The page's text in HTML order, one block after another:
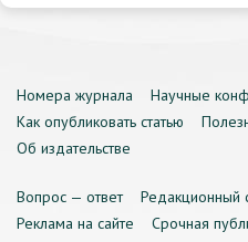
Номера журнала Научные
Как опубликовать статью
Об издательстве
Вопрос — ответ Редакционный
Реклама на сайте
Срочная